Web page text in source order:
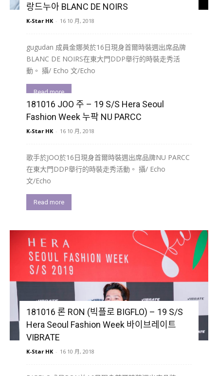
랑드누아 BLANC DE NOIRS
K-Star HK - 16 10 月, 2018
gugudan 成員金娜英於16日現身首爾時裝週出席品牌
BLANC DE NOIRS在東大門DDP舉行的時裝走秀活
動。 攝/ Echo 文/Echo
Read more
181016 JOO 주 – 19 S/S Hera Seoul
Fashion Week 누팍 NU PARCC
K-Star HK - 16 10 月, 2018
歌手於JOO於16日現身首爾時裝週出席品牌NU PARCC
在東大門DDP舉行的時裝走秀活動。 攝/ Echo
文/Echo
Read more
181016 론 RON (빅플로 BIGFLO) – 19 S/S
Hera Seoul Fashion Week 바이브레이트
VIBRATE
K-Star HK - 16 10 月, 2018